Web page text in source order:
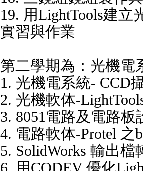
19. 用LightTools建立
實習與作業
第二學期為：光機電
1. 光機電系統- CCD
2. 光機軟体-
3. 8051電路及電路板
4. 電路軟体-Protel 之
5. SolidWorks 輸出檔
6. 用CODEV 優化